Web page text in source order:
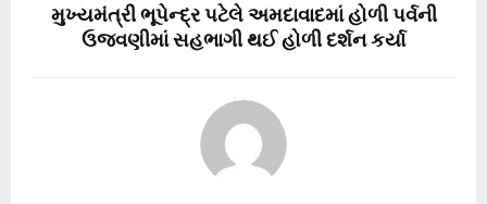
મુખ્યમંત્રી ભૂપેન્દ્ર પટેલે અમદાવાદમાં હોળી પર્વની
ઉજવણીમાં સહભાગી થઈ હોળી દર્શન કર્યા